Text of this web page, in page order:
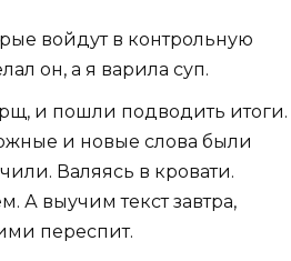
войдут в контрольную
он, а я варила суп.
и пошли подводить итоги.
и новые слова были
Валяясь в кровати.
А выучим текст завтра,
переспит.